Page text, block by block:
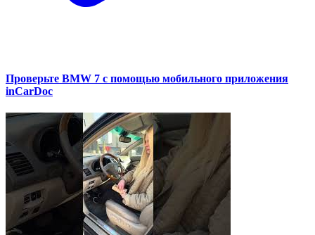
Проверьте BMW 7 с помощью мобильного приложения
inCarDoc